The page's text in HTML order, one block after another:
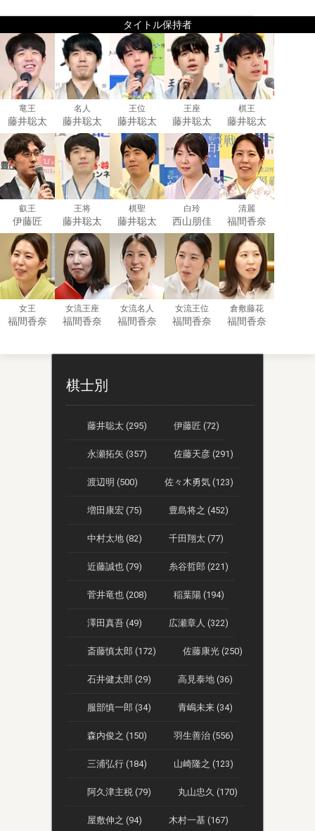
タイトル保持者
竜王
藤井聡太
名人
藤井聡太
王位
藤井聡太
王座
藤井聡太
棋王
藤井聡太
叡王
伊藤匠
王将
藤井聡太
棋聖
藤井聡太
白玲
西山朋佳
清麗
福間香奈
女王
福間香奈
女流王座
福間香奈
女流名人
福間香奈
女流王位
福間香奈
倉敷藤花
福間香奈
棋士別
藤井聡太 (295) 伊藤匠 (72)
永瀬拓矢 (357) 佐藤天彦 (291)
渡辺明 (500) 佐々木勇気 (123)
増田康宏 (75) 豊島将之 (452)
中村太地 (82) 千田翔太 (77)
近藤誠也 (79) 糸谷哲郎 (221)
菅井竜也 (208) 稲葉陽 (194)
澤田真吾 (49) 広瀬章人 (322)
斎藤慎太郎 (172) 佐藤康光 (250)
石井健太郎 (29) 高見泰地 (36)
服部慎一郎 (34) 青嶋未来 (34)
森内俊之 (150) 羽生善治 (556)
三浦弘行 (184) 山崎隆之 (123)
阿久津主税 (79) 丸山忠久 (170)
屋敷伸之 (94) 木村一基 (167)